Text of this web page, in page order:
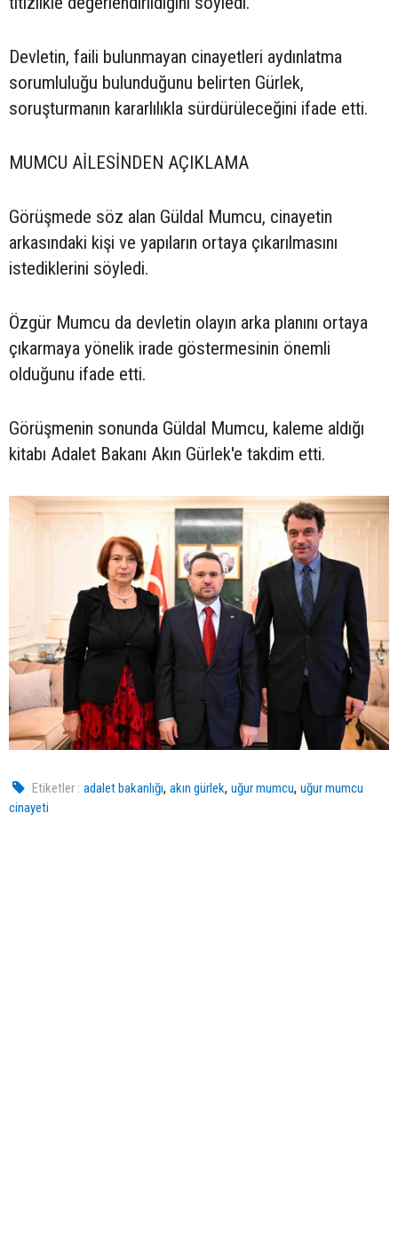
Devletin, faili bulunmayan cinayetleri aydınlatma
sorumluluğu bulunduğunu belirten Gürlek,
soruşturmanın kararlılıkla sürdürüleceğini ifade etti.
MUMCU AİLESİNDEN AÇIKLAMA
Görüşmede söz alan Güldal Mumcu, cinayetin
arkasındaki kişi ve yapıların ortaya çıkarılmasını
istediklerini söyledi.
Özgür Mumcu da devletin olayın arka planını ortaya
çıkarmaya yönelik irade göstermesinin önemli
olduğunu ifade etti.
Görüşmenin sonunda Güldal Mumcu, kaleme aldığı
kitabı Adalet Bakanı Akın Gürlek'e takdim etti.
Etiketler : adalet bakanlığı,akın gürlek,uğur mumcu,uğur mumcu
cinayeti